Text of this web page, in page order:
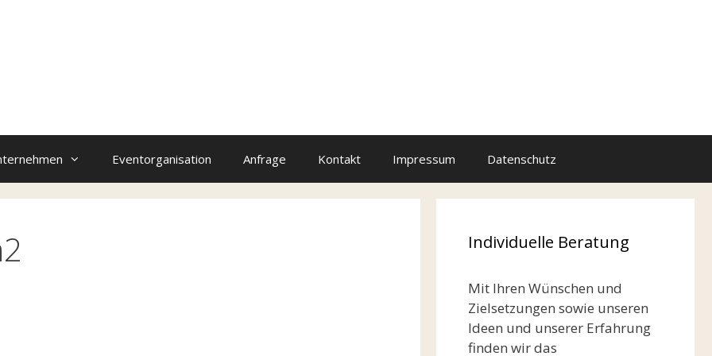
Eventorganisation Anfrage Kontakt Impressum Datenschutz
Individuelle Beratung
Mit Ihren Wünschen und
Zielsetzungen sowie unseren
Ideen und unserer Erfahrung
finden wir das